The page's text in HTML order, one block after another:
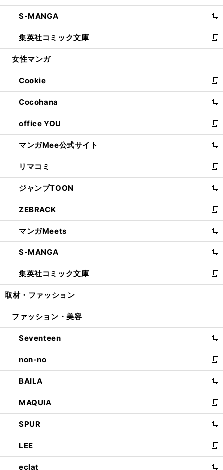
開
く
ウ
で
開
く
ン
ド
ウ
で
開
ウ
ィ
ン
ド
ウ
開
く
し
い
ウ
ィ
ン
ウ
で
開
く
S-MANGA
新
し
い
ウ
ン
ド
ウ
で
開
く
集英社コミック文庫
新
し
ウ
ィ
ン
ド
ウ
で
開
く
女性マンガ
Cookie
新
し
い
ウ
ィ
ン
ド
ウ
で
開
く
Cocohana
新
し
い
ウ
ィ
ン
ド
ウ
で
開
く
office YOU
新
し
い
ウ
ィ
ン
ド
ウ
で
開
く
マンガMee公式サイト
新
し
い
ウ
ィ
ン
ド
ウ
で
開
く
リマコミ
新
し
い
ウ
ィ
ン
ド
ウ
で
開
く
ジャンプTOON
新
し
い
ウ
ィ
ン
ド
ウ
で
開
ZEBRACK
新
し
い
ウ
ィ
ン
ド
ウ
開
マンガMeets
新
し
い
ウ
ィ
ン
ウ
開
く
S-MANGA
新
し
い
ウ
ン
ウ
で
開
く
集英社コミック文庫
新
し
ウ
ン
ド
ウ
で
開
く
取材・ファッション
ファッション・美容
Seventeen
新
し
い
ウ
ィ
ン
ド
ウ
で
開
く
non-no
新
し
い
ウ
ィ
ン
ド
ウ
で
開
く
BAILA
新
し
い
ウ
ィ
ン
ド
ウ
で
MAQUIA
新
し
い
ウ
ィ
ン
ド
SPUR
新
し
い
ウ
ィ
LEE
新
し
い
eclat